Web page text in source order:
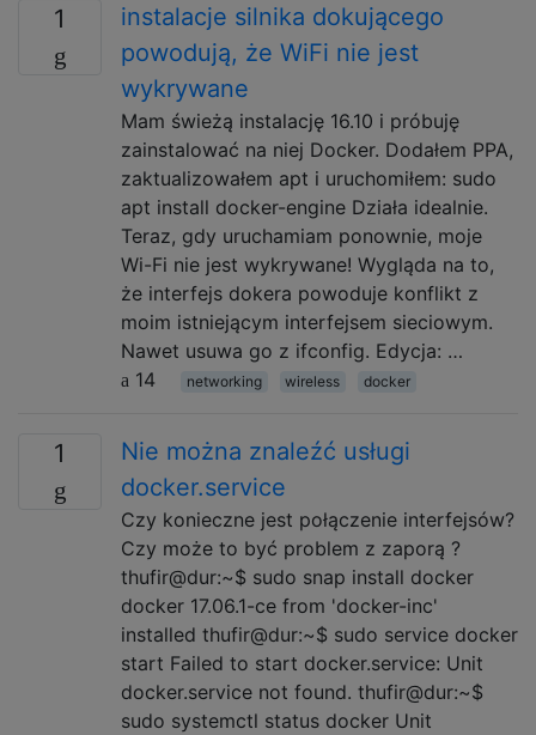
1
instalacje silnika dokującego
powodują, że WiFi nie jest
wykrywane
Mam świeżą instalację 16.10 i próbuję
zainstalować na niej Docker. Dodałem PPA,
zaktualizowałem apt i uruchomiłem: sudo
apt install docker-engine Działa idealnie.
Teraz, gdy uruchamiam ponownie, moje
Wi-Fi nie jest wykrywane! Wygląda na to,
że interfejs dokera powoduje konflikt z
moim istniejącym interfejsem sieciowym.
Nawet usuwa go z ifconfig. Edycja: …
14
networking wireless docker
1
Nie można znaleźć usługi
docker.service
Czy konieczne jest połączenie interfejsów?
Czy może to być problem z zaporą ?
thufir@dur:~$ sudo snap install docker
docker 17.06.1-ce from 'docker-inc'
installed thufir@dur:~$ sudo service docker
start Failed to start docker.service: Unit
docker.service not found. thufir@dur:~$
sudo systemctl status docker Unit